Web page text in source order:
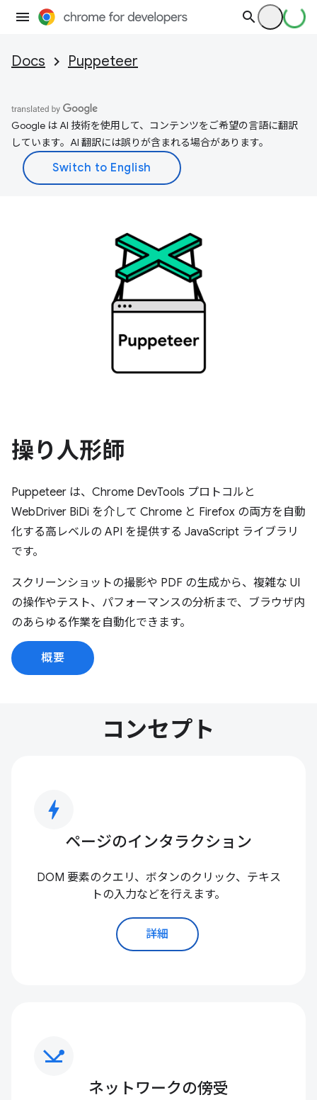
Docs Puppeteer
Google は AI 技術を使用して、コンテンツをご希望の言語に翻訳
しています。AI 翻訳には誤りが含まれる場合があります。
操り人形師
Puppeteer は、Chrome DevTools プロトコルと
WebDriver BiDi を介して Chrome と Firefox の両方を自動
化する高レベルの API を提供する JavaScript ライブラリ
です。
スクリーンショットの撮影や PDF の生成から、複雑な UI
の操作やテスト、パフォーマンスの分析まで、ブラウザ内
のあらゆる作業を自動化できます。
概要
コンセプト
bolt
ページのインタラクション
DOM 要素のクエリ、ボタンのクリック、テキス
トの入力などを行えます。
詳細
network_ping
ネットワークの傍受